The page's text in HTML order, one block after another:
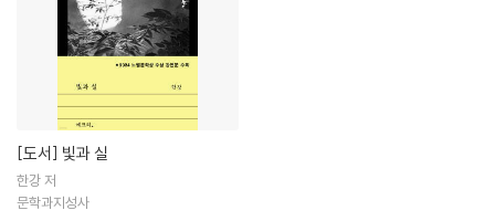
[도서] 빛과 실
한강 저
문학과지성사